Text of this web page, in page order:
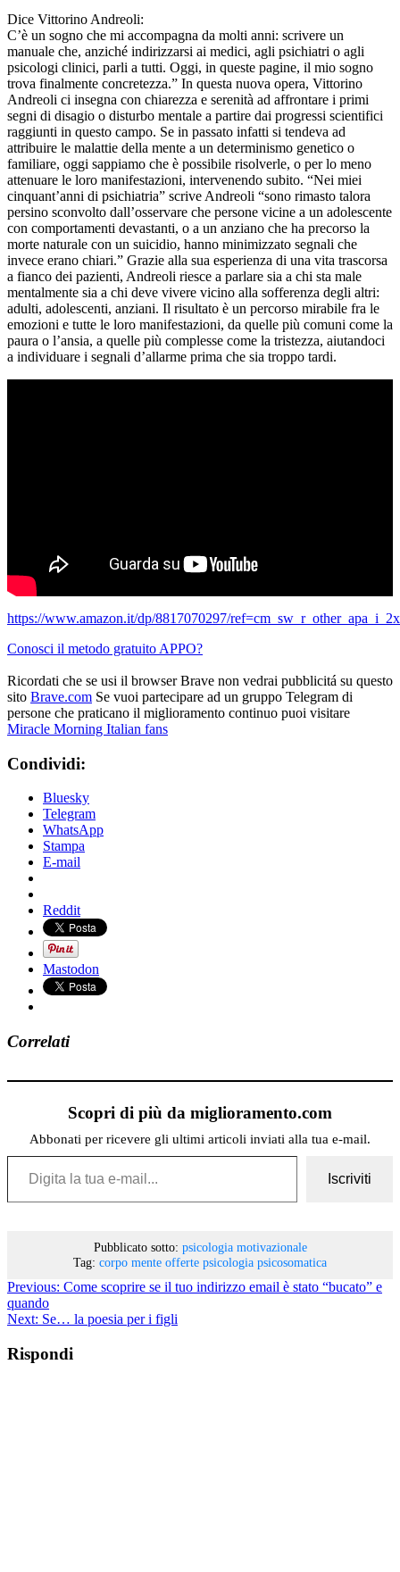
Dice Vittorino Andreoli:
C’è un sogno che mi accompagna da molti anni: scrivere un
manuale che, anziché indirizzarsi ai medici, agli psichiatri o agli
psicologi clinici, parli a tutti. Oggi, in queste pagine, il mio sogno
trova finalmente concretezza.” In questa nuova opera, Vittorino
Andreoli ci insegna con chiarezza e serenità ad affrontare i primi
segni di disagio o disturbo mentale a partire dai progressi scientifici
raggiunti in questo campo. Se in passato infatti si tendeva ad
attribuire le malattie della mente a un determinismo genetico o
familiare, oggi sappiamo che è possibile risolverle, o per lo meno
attenuare le loro manifestazioni, intervenendo subito. “Nei miei
cinquant’anni di psichiatria” scrive Andreoli “sono rimasto talora
persino sconvolto dall’osservare che persone vicine a un adolescente
con comportamenti devastanti, o a un anziano che ha precorso la
morte naturale con un suicidio, hanno minimizzato segnali che
invece erano chiari.” Grazie alla sua esperienza di una vita trascorsa
a fianco dei pazienti, Andreoli riesce a parlare sia a chi sta male
mentalmente sia a chi deve vivere vicino alla sofferenza degli altri:
adulti, adolescenti, anziani. Il risultato è un percorso mirabile fra le
emozioni e tutte le loro manifestazioni, da quelle più comuni come la
paura o l’ansia, a quelle più complesse come la tristezza, aiutandoci
a individuare i segnali d’allarme prima che sia troppo tardi.
https://www.amazon.it/dp/8817070297/
Conosci il metodo gratuito APPO?
Ricordati che se usi il browser Brave non vedrai pubblicitá su questo
sito Brave.com Se vuoi partecipare ad un gruppo Telegram di
persone che praticano il miglioramento continuo puoi visitare
Miracle Morning Italian fans
Condividi:
Bluesky
Telegram
WhatsApp
Stampa
E-mail
Reddit
Mastodon
Correlati
Scopri di più da miglioramento.com
Abbonati per ricevere gli ultimi articoli inviati alla tua e-mail.
Digita la tua e-mail...
Iscriviti
Pubblicato sotto: psicologia motivazionale
Tag: corpo mente offerte psicologia psicosomatica
Previous: Come scoprire se il tuo indirizzo email è stato “bucato” e
quando
Next: Se… la poesia per i figli
Rispondi